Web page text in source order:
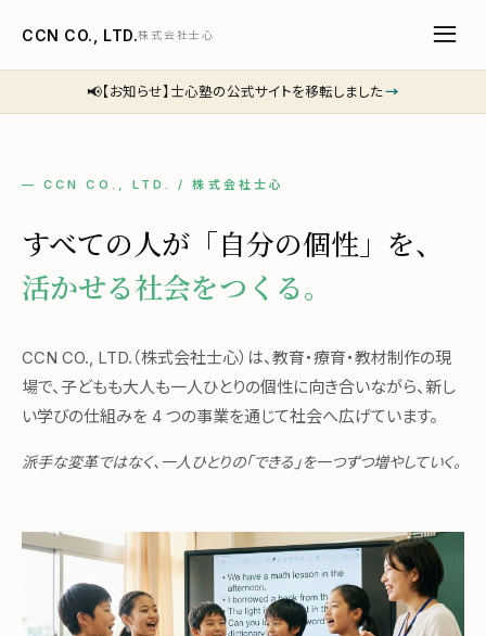
CCN CO., LTD.株式会社士心
📢 【お知らせ】士心塾の公式サイトを移転しました→
— CCN CO., LTD. / 株式会社士心
すべての人が「自分の個性」を、
活かせる社会をつくる。
CCN CO., LTD.（株式会社士心）は、教育・療育・教材制作の現
場で、子どもも大人も一人ひとりの個性に向き合いながら、新し
い学びの仕組みを 4 つの事業を通じて社会へ広げています。
派手な変革ではなく、一人ひとりの「できる」を一つずつ増やしていく。